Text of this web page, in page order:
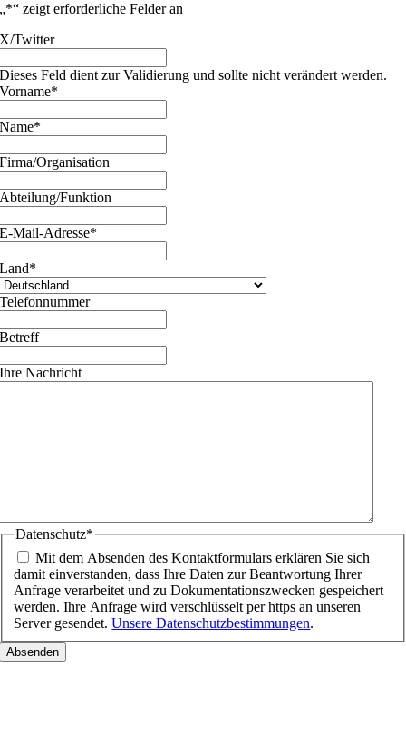
„*“ zeigt erforderliche Felder an
X/Twitter
Dieses Feld dient zur Validierung und sollte nicht verändert werden.
Vorname*
Name*
Firma/Organisation
Abteilung/Funktion
E-Mail-Adresse*
Land*
Telefonnummer
Betreff
Ihre Nachricht
Datenschutz*
Mit dem Absenden des Kontaktformulars erklären Sie sich
damit einverstanden, dass Ihre Daten zur Beantwortung Ihrer
Anfrage verarbeitet und zu Dokumentationszwecken gespeichert
werden. Ihre Anfrage wird verschlüsselt per https an unseren
Server gesendet.Unsere Datenschutzbestimmungen.